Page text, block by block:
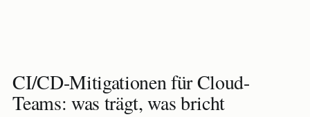
CI/CD-Mitigationen für Cloud-
Teams: was trägt, was bricht